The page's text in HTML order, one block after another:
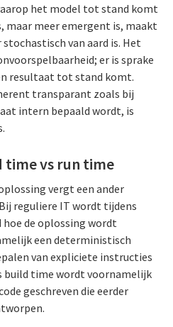
het model tot stand komt
maar meer emergent is, maakt
van aard is. Het
er is sprake
resultaat tot stand komt.
transparant zoals bij
intern bepaald wordt, is
time vs run time
vergt een ander
reguliere IT wordt tijdens
de oplossing wordt
een deterministisch
van expliciete instructies
build time wordt voornamelijk
geschreven die eerder